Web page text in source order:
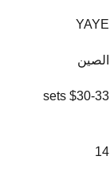
YAYE
الصين
$30-33 sets
14